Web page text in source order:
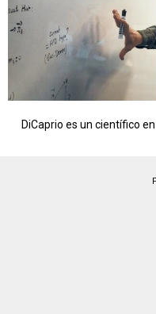
DiCaprio es un científico